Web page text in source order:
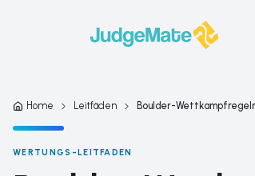
Home Leitfäden Boulder-
WERTUNGS-LEITFADEN